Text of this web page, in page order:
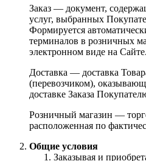
Заказ — документ,
услуг, выбранных
Формируется
терминалов в розничных
электронном виде на Сайте.
Доставка — доставка
(перевозчиком),
доставке Заказа
Розничный магазин —
расположенная по
Общие условия
Заказывая и